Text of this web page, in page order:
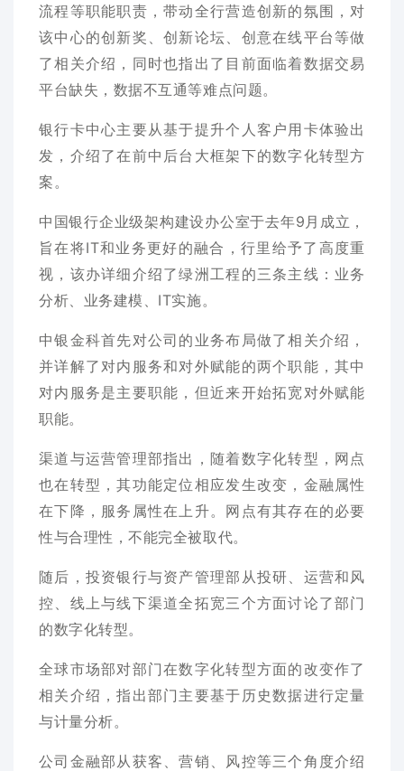
流程等职能职责，带动全行营造创新的氛围，对
该中心的创新奖、创新论坛、创意在线平台等做
了相关介绍，同时也指出了目前面临着数据交易
平台缺失，数据不互通等难点问题。
银行卡中心主要从基于提升个人客户用卡体验出
发，介绍了在前中后台大框架下的数字化转型方
案。
中国银行企业级架构建设办公室于去年9 月成立，
旨在将IT和业务更好的融合，行里给予了高度重
视，该办详细介绍了绿洲工程的三条主线：业务
分析、业务建模、 IT实施。
中银金科首先对公司的业务布局做了相关介绍，
并详解了对内服务和对外赋能的两个职能，其中
对内服务是主要职能，但近来开始拓宽对外赋能
职能。
渠道与运营管理部指出，随着数字化转型，网点
也在转型，其功能定位相应发生改变，金融属性
在下降，服务属性在上升。网点有其存在的必要
性与合理性，不能完全被取代。
随后，投资银行与资产管理部从投研、运营和风
控、线上与线下渠道全拓宽三个方面讨论了部门
的数字化转型。
全球市场部对部门在数字化转型方面的改变作了
相关介绍，指出部门主要基于历史数据进行定量
与计量分析。
公司金融部从获客、营销、风控等三个角度介绍